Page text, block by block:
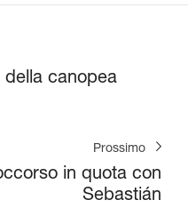
della canopea
Prossimo
in quota con
Sebastián